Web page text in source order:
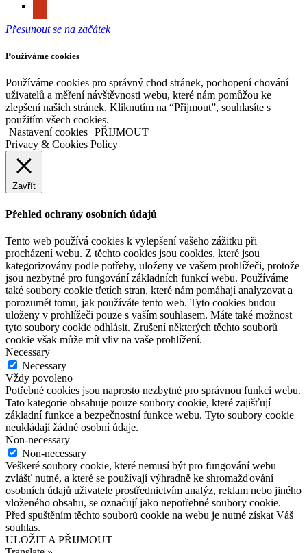
Přesunout se na začátek
Používáme cookies
Používáme cookies pro správný chod stránek, pochopení chování
uživatelů a měření návštěvnosti webu, které nám pomůžou ke
zlepšení našich stránek. Kliknutím na “Přijmout”, souhlasíte s
použitím všech cookies.
Nastavení cookies PŘIJMOUT
Privacy & Cookies Policy
Zavřít
Přehled ochrany osobních údajů
Tento web používá cookies k vylepšení vašeho zážitku při
procházení webu. Z těchto cookies jsou cookies, které jsou
kategorizovány podle potřeby, uloženy ve vašem prohlížeči, protože
jsou nezbytné pro fungování základních funkcí webu. Používáme
také soubory cookie třetích stran, které nám pomáhají analyzovat a
porozumět tomu, jak používáte tento web. Tyto cookies budou
uloženy v prohlížeči pouze s vaším souhlasem. Máte také možnost
tyto soubory cookie odhlásit. Zrušení některých těchto souborů
cookie však může mít vliv na vaše prohlížení.
Necessary
Necessary
Vždy povoleno
Potřebné cookies jsou naprosto nezbytné pro správnou funkci webu.
Tato kategorie obsahuje pouze soubory cookie, které zajišťují
základní funkce a bezpečnostní funkce webu. Tyto soubory cookie
neukládají žádné osobní údaje.
Non-necessary
Non-necessary
Veškeré soubory cookie, které nemusí být pro fungování webu
zvlášť nutné, a které se používají výhradně ke shromažďování
osobních údajů uživatele prostřednictvím analýz, reklam nebo jiného
vloženého obsahu, se označují jako nepotřebné soubory cookie.
Před spuštěním těchto souborů cookie na webu je nutné získat Váš
souhlas.
ULOŽIT A PŘIJMOUT